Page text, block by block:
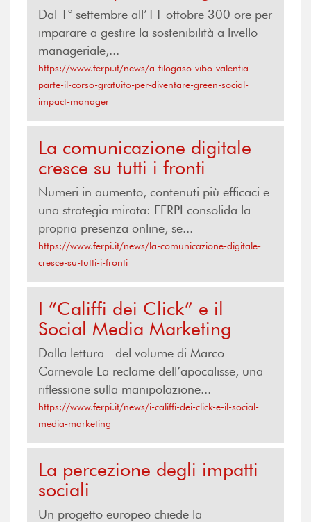
Dal 1° settembre all’11 ottobre 300 ore per
imparare a gestire la sostenibilità a livello
manageriale,...
https://www.ferpi.it/news/a-filogaso-vibo-valentia-
parte-il-corso-gratuito-per-diventare-green-social-
impact-manager
La comunicazione digitale
cresce su tutti i fronti
Numeri in aumento, contenuti più efficaci e
una strategia mirata: FERPI consolida la
propria presenza online, se...
https://www.ferpi.it/news/la-comunicazione-digitale-
cresce-su-tutti-i-fronti
I “Califfi dei Click” e il
Social Media Marketing
Dalla lettura del volume di Marco
Carnevale La reclame dell’apocalisse, una
riflessione sulla manipolazione...
https://www.ferpi.it/news/i-califfi-dei-click-e-il-social-
media-marketing
La percezione degli impatti
sociali
Un progetto europeo chiede la